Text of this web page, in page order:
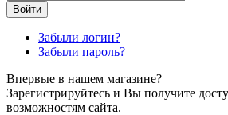
Войти
Забыли логин?
Забыли пароль?
Впервые в нашем магазине?
Зарегистрируйтесь и Вы получите
возможностям сайта.